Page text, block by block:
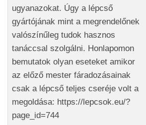
ugyanazokat. Úgy a lépcső
gyártójának mint a megrendelőnek
valószínűleg tudok hasznos
tanáccsal szolgálni. Honlapomon
bemutatok olyan eseteket amikor
az előző mester fáradozásainak
csak a lépcső teljes cseréje volt a
megoldása: https://lepcsok.eu/?
page_id=744